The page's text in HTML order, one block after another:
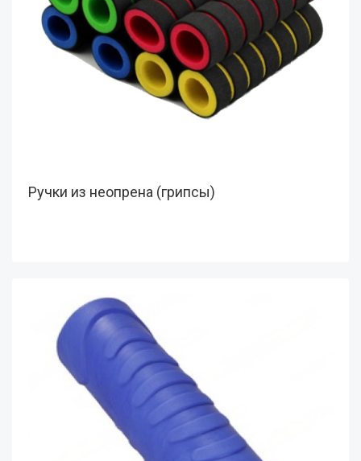
Ручки из неопрена (грипсы)